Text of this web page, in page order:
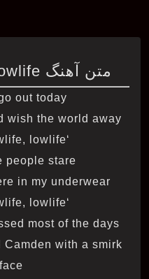
متن آهنگ Lowlife از YUNGBLUD
out today
wish the world away
‘Cause I’m a lowlife, lowlife
people stare
in my underwear
‘Cause I’m a lowlife, lowlife
most of the days
Camden with a smirk